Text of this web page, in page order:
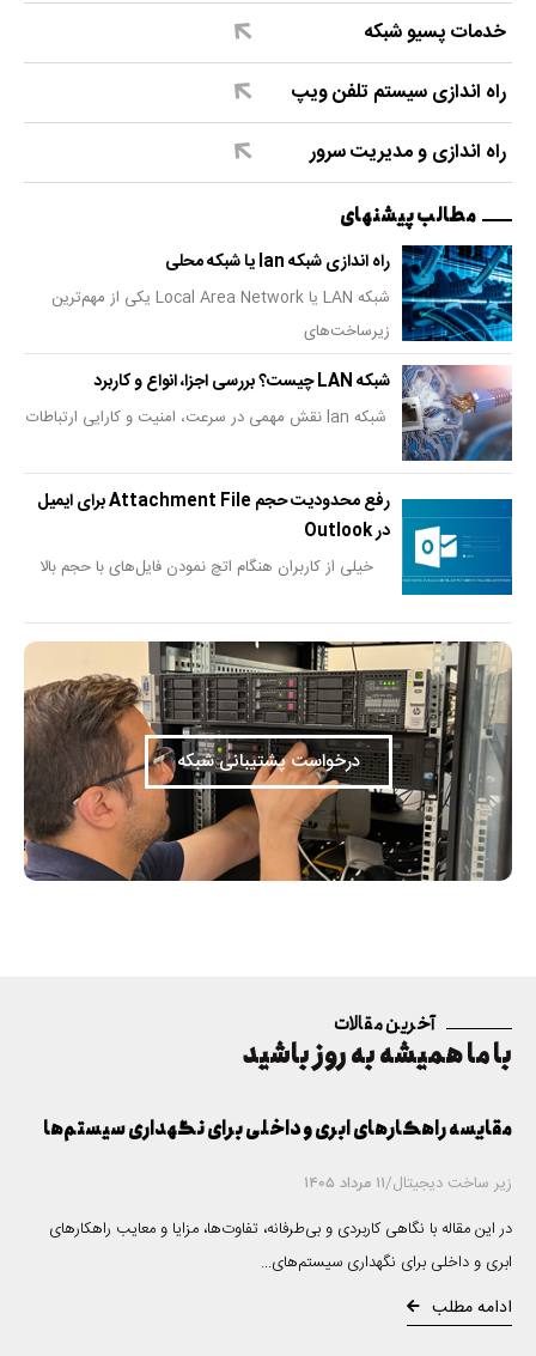
خدمات پسیو شبکه
راه اندازی سیستم تلفن ویپ
راه اندازی و مدیریت سرور
مطالب پیشنهای
راه اندازی شبکه lan یا شبکه محلی
شبکه LAN یا Local Area Network یکی از مهم‌ترین
زیرساخت‌های
شبکه LAN چیست؟ بررسی اجزا، انواع و کاربرد
شبکه lan نقش مهمی در سرعت، امنیت و کارایی ارتباطات
رفع محدودیت حجم Attachment File برای ایمیل
در Outlook
خیلی از کاربران هنگام اتچ نمودن فایل‌های با حجم بالا
درخواست پشتیبانی شبکه
آخرین مقالات
با ما همیشه به روز باشید
زیر ساخت دیجیتال/11 مرداد 1405
مقایسه راهکارهای ابری و داخلی برای نگهداری سیستم‌ها
در این مقاله با نگاهی کاربردی و بی‌طرفانه، تفاوت‌ها، مزایا و معایب راهکارهای
ابری و داخلی برای نگهداری سیستم‌های...
ادامه مطلب